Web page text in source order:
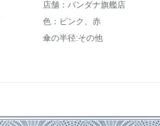
店舗：バンダナ旗艦店
色：ピンク、赤
傘の半径:その他